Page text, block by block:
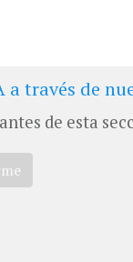
a través de
de esta